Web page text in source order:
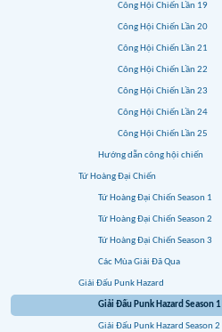
Công Hội Chiến Lần 19
Công Hội Chiến Lần 20
Công Hội Chiến Lần 21
Công Hội Chiến Lần 22
Công Hội Chiến Lần 23
Công Hội Chiến Lần 24
Công Hội Chiến Lần 25
Hướng dẫn công hội chiến
Tứ Hoàng Đại Chiến
Tứ Hoàng Đại Chiến Season 1
Tứ Hoàng Đại Chiến Season 2
Tứ Hoàng Đại Chiến Season 3
Các Mùa Giải Đã Qua
Giải Đấu Punk Hazard
Giải Đấu Punk Hazard Season 1
Giải Đấu Punk Hazard Season 2